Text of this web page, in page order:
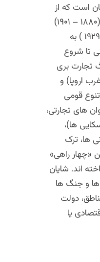
است که از
اروپا) و
قومی
های تجارتی،
ها)،
ها، ترک
«چهار راهی»
اند. شایان
و جنگ ها
دولت
یا